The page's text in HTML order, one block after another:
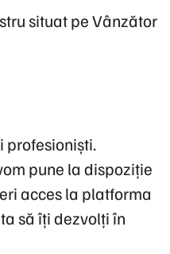
situat pe Vânzător
profesioniști.
pune la dispoziție
acces la platforma
să îți dezvolți în